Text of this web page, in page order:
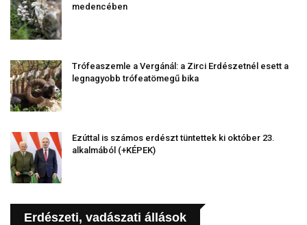
medencében
Trófeaszemle a Vergánál: a Zirci Erdészetnél esett a
legnagyobb trófeatömegű bika
Ezúttal is számos erdészt tüntettek ki október 23.
alkalmából (+KÉPEK)
Erdészeti, vadászati állások